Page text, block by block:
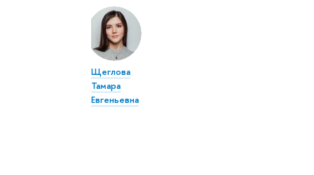
Щеглова
Тамара
Евгеньевна